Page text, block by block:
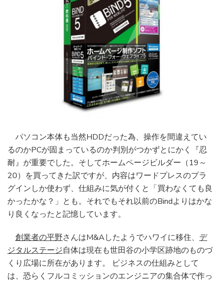
パソコン本体も当然HDDだった為、操作を間違えてい
るのかPCが固まっているのか判別がつかずとにかく『忍
耐』が重要でした。そしてホームページビルダー（19～
20）を買ってきた訳ですが、内容はワードプレスのプラ
グインしか使わず、仕組みに気が付くと「買わなくても良
かったかな？」とも。それでもそれ以前のBindよりはかな
り良くなったと記憶しています。
創業者の平野さんはM&Aしたようでハワイに移住、 デ
ジタルステージ自体は現在も世田谷の小学区跡地のものづ
くり広場に所在があります。 ビジネスの仕組みとして
は、恐らくフルコミッションのエンジニアの集合体で作っ